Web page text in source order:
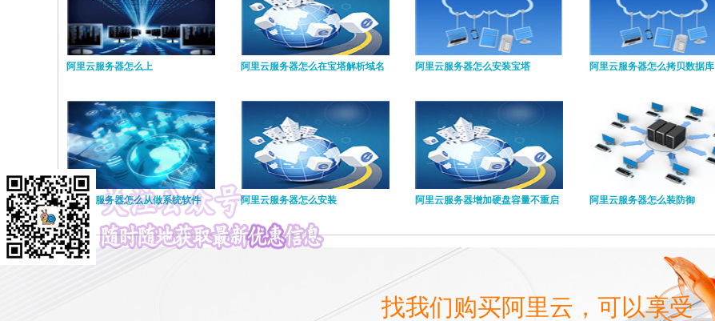
阿里云服务器怎么上 阿里云服务器怎么在宝塔解析域名 阿里云服务器怎么安装宝塔 阿里云服务器怎么拷贝数据库
阿里云服务器怎么从做系统软件 阿里云服务器怎么安装 阿里云服务器增加硬盘容量不重启 阿里云服务器怎么装防御
找我们购买阿里云，可以享受